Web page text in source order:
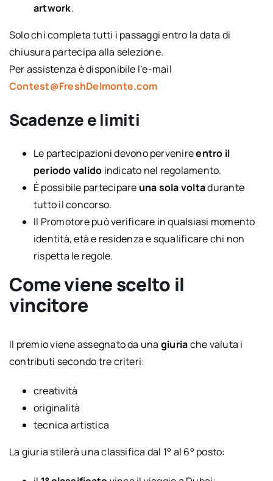
artwork.
Solo chi completa tutti i passaggi entro la data di
chiusura partecipa alla selezione.
Per assistenza è disponibile l’e-mail
Contest@FreshDelmonte.com
Scadenze e limiti
Le partecipazioni devono pervenireentro il
periodo valido indicato nel regolamento.
È possibile partecipare una sola voltadurante
tutto il concorso.
Il Promotore può verificare in qualsiasi momento
identità, età e residenza e squalificare chi non
rispetta le regole.
Come viene scelto il
vincitore
Il premio viene assegnato da una giuriache valuta i
contributi secondo tre criteri:
creatività
originalità
tecnica artistica
La giuria stilerà una classifica dal 1° al 6° posto: